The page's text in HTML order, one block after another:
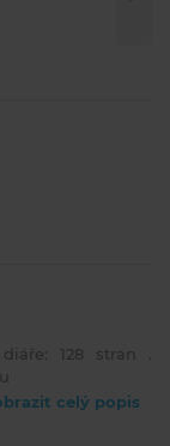
128 stran .
celý popis